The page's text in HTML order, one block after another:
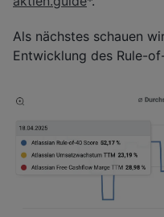
Als nächstes schauen
Entwicklung des Rule-